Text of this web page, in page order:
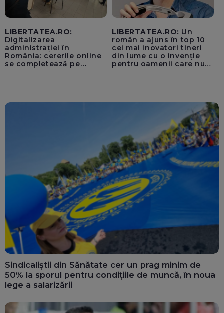
LIBERTATEA.RO:
Digitalizarea
administrației în
România: cererile online
se completează pe
LIBERTATEA.RO: Un
român a ajuns în top 10
cei mai inovatori tineri
din lume cu o invenție
pentru oamenii care nu
Sindicaliștii din Sănătate cer un prag minim de
50% la sporul pentru condițiile de muncă, în noua
lege a salarizării